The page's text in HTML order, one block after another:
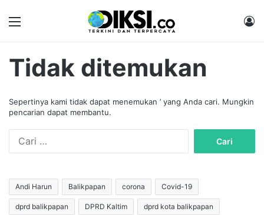
Tidak ditemukan
Sepertinya kami tidak dapat menemukan ’ yang Anda cari. Mungkin
pencarian dapat membantu.
u
n
t
Andi Harun Balikpapan corona Covid-19
dprd balikpapan DPRD Kaltim dprd kota balikpapan